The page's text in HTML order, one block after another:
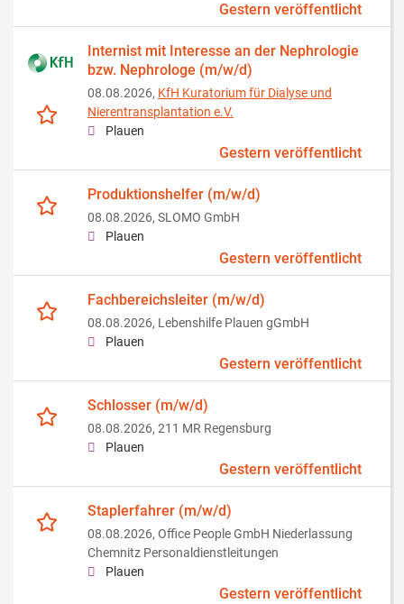
Gestern veröffentlicht
Internist mit Interesse an der Nephrologie
bzw. Nephrologe (m/w/d)
08.08.2026, KfH Kuratorium für Dialyse und
Nierentransplantation e.V.
Plauen
Gestern veröffentlicht
Produktionshelfer (m/w/d)
08.08.2026, SLOMO GmbH
Plauen
Gestern veröffentlicht
Fachbereichsleiter (m/w/d)
08.08.2026, Lebenshilfe Plauen gGmbH
Plauen
Gestern veröffentlicht
Schlosser (m/w/d)
08.08.2026, 211 MR Regensburg
Plauen
Gestern veröffentlicht
Staplerfahrer (m/w/d)
08.08.2026, Office People GmbH Niederlassung
Chemnitz Personaldienstleitungen
Plauen
Gestern veröffentlicht